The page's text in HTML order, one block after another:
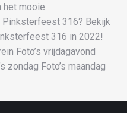
het mooie
316? Bekijk
316 in 2022!
Foto’s vrijdagavond
zondag Foto’s maandag